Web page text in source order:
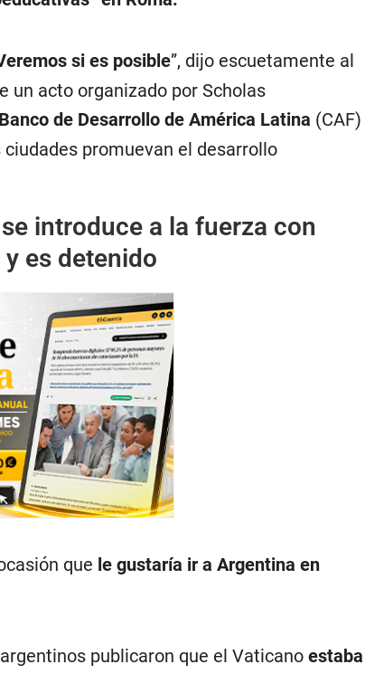
si es posible”, dijo escuetamente al
un acto organizado por Scholas
Banco de Desarrollo de América Latina (CAF)
promuevan el desarrollo
introduce a la fuerza con
es detenido
que le gustaría ir a Argentina en
publicaron que el Vaticanoestaba